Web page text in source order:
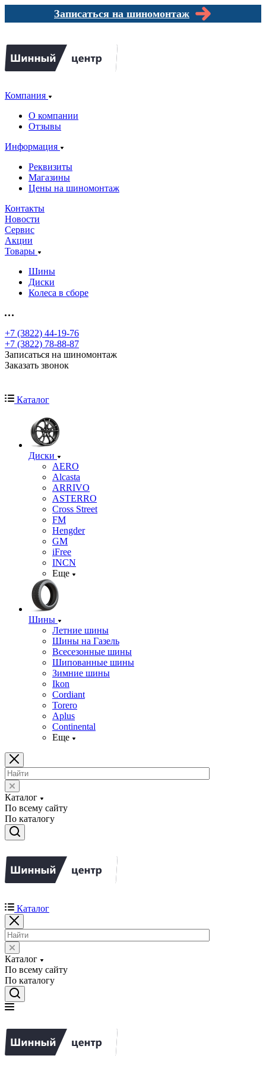
Записаться на шиномонтаж
Компания
О компании
Отзывы
Информация
Реквизиты
Магазины
Цены на шиномонтаж
Контакты
Новости
Сервис
Акции
Товары
Шины
Диски
Колеса в сборе
+7 (3822) 44-19-76
+7 (3822) 78-88-87
Записаться на шиномонтаж
Заказать звонок
Каталог
Диски
AERO
Alcasta
ARRIVO
ASTERRO
Cross Street
FM
Hengder
GM
iFree
INCN
Еще
Шины
Летние шины
Шины на Газель
Всесезонные шины
Шипованные шины
Зимние шины
Ikon
Cordiant
Torero
Aplus
Continental
Еще
Каталог
По всему сайту
По каталогу
Каталог
Каталог
По всему сайту
По каталогу